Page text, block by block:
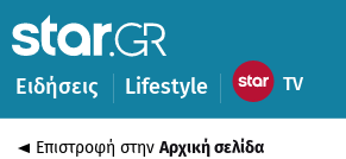
Ειδήσεις Lifestyle
Επιστροφή στην Αρχική σελίδα